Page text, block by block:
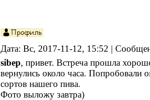
Дата: Вс, 2017-11-12, 15:52 |
sibep, привет. Встреча прошла
вернулись около часа. Попробовали
сортов нашего пива.
Фото выложу завтра)